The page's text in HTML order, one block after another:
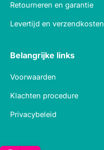
Retourneren en garantie
Levertijd en verzendkosten
Belangrijke links
Voorwaarden
Klachten procedure
Privacybeleid